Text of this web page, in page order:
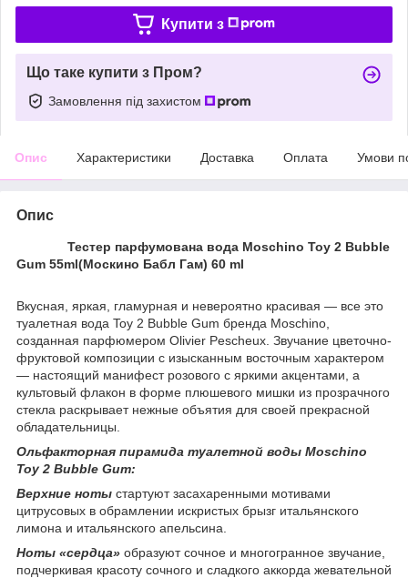
Купити з
Що таке купити з Пром?
Замовлення під захистом
Опис Характеристики Доставка Оплата Умови
Опис
Тестер парфумована вода Moschino Toy 2 Bubble
Gum 55ml(Москино Бабл Гам) 60 ml
Вкусная, яркая, гламурная и невероятно красивая — все это
туалетная вода Toy 2 Bubble Gum бренда Moschino,
созданная парфюмером Olivier Pescheux. Звучание цветочно-
фруктовой композиции с изысканным восточным характером
— настоящий манифест розового с яркими акцентами, а
культовый флакон в форме плюшевого мишки из прозрачного
стекла раскрывает нежные объятия для своей прекрасной
обладательницы.
Ольфакторная пирамида туалетной воды Moschino
Toy 2 Bubble Gum:
Верхние ноты стартуют засахаренными мотивами
цитрусовых в обрамлении искристых брызг итальянского
лимона и итальянского апельсина.
Ноты «сердца» образуют сочное и многогранное звучание,
подчеркивая красоту сочного и сладкого аккорда жевательной